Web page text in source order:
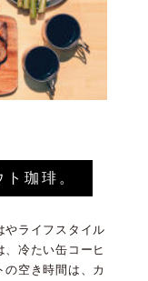
珈琲。
やライフスタイル
冷たい缶コーヒ
空き時間は、カ